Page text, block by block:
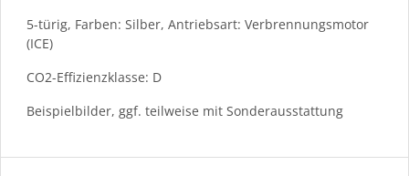
5-türig, Farben: Silber, Antriebsart: Verbrennungsmotor
(ICE)
CO2-Effizienzklasse: D
Beispielbilder, ggf. teilweise mit Sonderausstattung